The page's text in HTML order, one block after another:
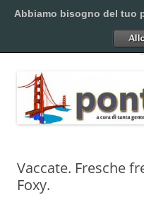
al
Pontilex
Vaccate. Fresche
Foxy.
Abbiamo bisogno del tuo